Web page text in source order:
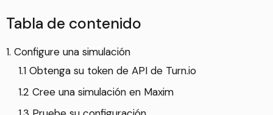
Tabla de contenido
1. Configure una simulación
1.1 Obtenga su token de API de Turn.io
1.2 Cree una simulación en Maxim